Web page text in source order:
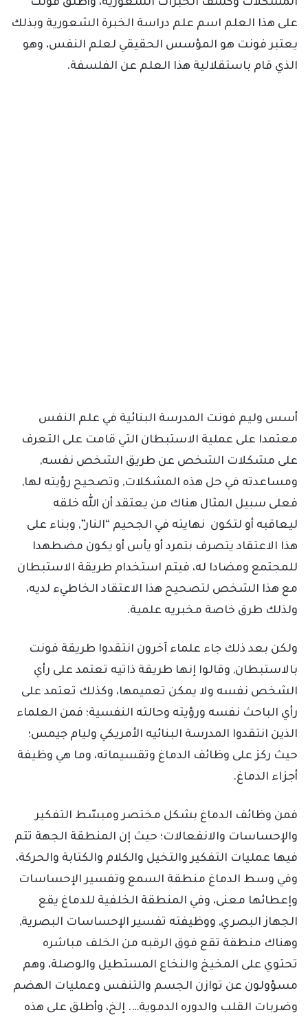
المشكلات وكشف الخبرات الشعورية، وأطلق فونت
على هذا العلم اسم علم دراسة الخبرة الشعورية وبذلك
يعتبر فونت هو المؤسس الحقيقي لعلم النفس، وهو
الذي قام باستقلالية هذا العلم عن الفلسفة.
أسس وليم فونت المدرسة البنائية في علم النفس
معتمدا على عملية الاستبطان التي قامت على التعرف
على مشكلات الشخص عن طريق الشخص نفسه,
ومساعدته في حل هذه المشكلات, وتصحيح رؤيته لها,
فعلى سبيل المثال هناك من يعتقد أن الله خلقه
ليعاقبه أو لتكون نهايته في الجحيم “النار”, وبناء على
هذا الاعتقاد يتصرف بتمرد أو يأس أو يكون مضطهدا
للمجتمع ومضادا له، فيتم استخدام طريقة الاستبطان
مع هذا الشخص لتصحيح هذا الاعتقاد الخاطيء لديه،
ولذلك طرق خاصة مخبريه علمية.
ولكن بعد ذلك جاء علماء آخرون انتقدوا طريقة فونت
بالاستبطان, وقالوا إنها طريقة ذاتيه تعتمد على رأي
الشخص نفسه ولا يمكن تعميمها، وكذلك تعتمد على
رأي الباحث نفسه ورؤيته وحالته النفسية؛ فمن العلماء
الذين انتقدوا المدرسة البنائيه الأمريكي وليام جيمس؛
حيث ركز على وظائف الدماغ وتقسيماته، وما هي وظيفة
أجزاء الدماغ.
فمن وظائف الدماغ بشكل مختصر ومبسّط التفكير
والإحساسات والانفعالات؛ حيث إن المنطقة الجهة تتم
فيها عمليات التفكير والتخيل والكلام والكتابة والحركة،
وفي وسط الدماغ منطقة السمع وتفسير الإحساسات
وإعطائها معنى، وفي المنطقة الخلفية للدماغ يقع
الجهاز البصري, ووظيفته تفسير الإحساسات البصرية,
وهناك منطقة تقع فوق الرقبه من الخلف مباشره
تحتوي على المخيخ والنخاع المستطيل والوصلة، وهم
مسؤولون عن توازن الجسم والتنفس وعمليات الهضم
وضربات القلب والدوره الدموية…. إلخ، وأطلق على هذه